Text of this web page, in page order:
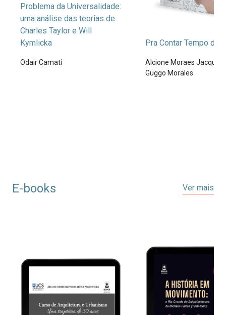
Problema da Universalidade:
uma análise das teorias de
Charles Taylor e Will
Kymlicka
Odair Camati
Pra Contar Tempo de
Alcione Moraes Jacques,
Guggo Morales
E-books Ver mais